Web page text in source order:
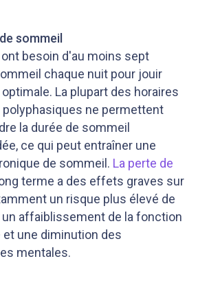
sommeil
besoin d'au moins sept
chaque nuit pour jouir
La plupart des horaires
ne permettent
la durée de sommeil
ce qui peut entraîner une
de sommeil. La perte de
terme a des effets graves sur
un risque plus élevé de
un affaiblissement de la fonction
une diminution des
mentales.